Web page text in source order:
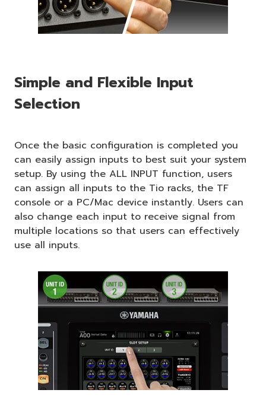
Simple and Flexible Input
Selection
Once the basic configuration is completed you
can easily assign inputs to best suit your system
setup. By using the ALL INPUT function, users
can assign all inputs to the Tio racks, the TF
console or a PC/Mac device instantly. Users can
also change each input to receive signal from
multiple locations so that users can effectively
use all inputs.